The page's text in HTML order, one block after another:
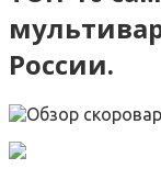
России.